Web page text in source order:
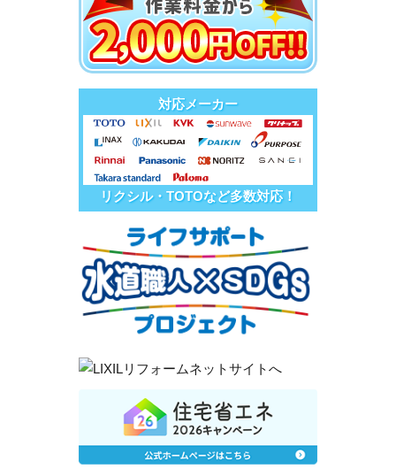
対応メーカー
リクシル・TOTOなど多数対応！